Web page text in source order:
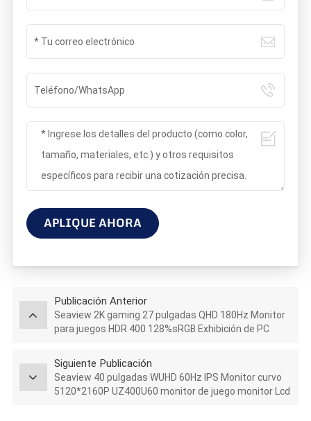
APLIQUE AHORA
Publicación Anterior
Seaview 2K gaming 27 pulgadas QHD 180Hz Monitor
para juegos HDR 400 128%sRGB Exhibición de PC
Siguiente Publicación
Seaview 40 pulgadas WUHD 60Hz IPS Monitor curvo
5120*2160P UZ400U60 monitor de juego monitor Lcd